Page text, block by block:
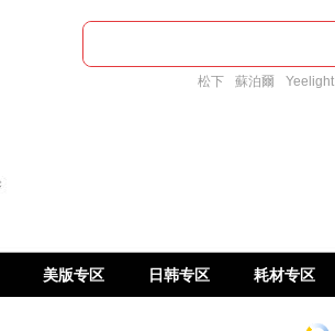
松下 蘇泊爾 Yeelight
美版专区 日韩专区 耗材专区